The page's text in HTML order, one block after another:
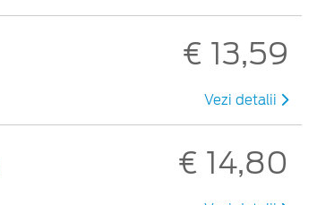
€ 13,59
Vezi detalii
€ 14,80